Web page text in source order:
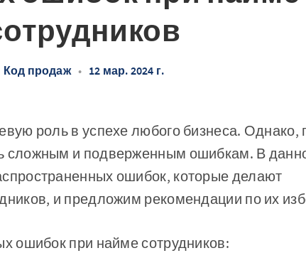
Код продаж • 12 мар. 2024 г.
роль в успехе любого бизнеса. Однако,
сложным и подверженным ошибкам. В
ошибок, которые делают
и предложим рекомендации по их
ошибок при найме сотрудников: